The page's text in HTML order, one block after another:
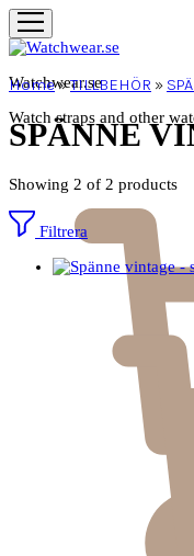
Watchwear.se
Watch straps and other
Home»TILLBEHÖR »
SPÄNNE
Showing 2 of 2 products
Filtrera